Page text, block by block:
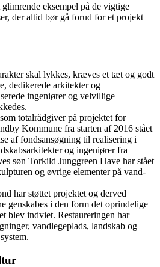
glimrende eksempel på de vigtige
der altid bør gå forud for et projekt
skal lykkes, kræves et tæt og godt
dedikerede arkitekter og
ingeniører og velvillige
totalrådgiver på projektet for
Kommune fra starten af 2016 stået
af fondsansøgning til realisering i
og ingeniører fra
søn Torkild Junggreen Have har stået
og øvrige elementer på vand-
har støttet projektet og derved
genskabes i den form det oprindelige
blev indviet. Restaureringen har
vandlegeplads, landskab og